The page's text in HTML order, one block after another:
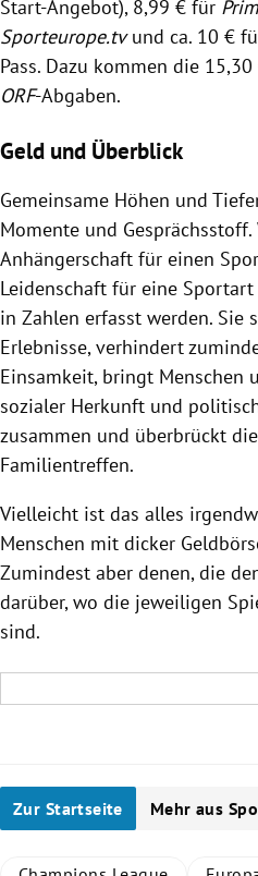
Start-Angebot), 8,99 € für
Sporteurope.tvund ca. 10 €
Pass. Dazu kommen die
ORF-Abgaben.
Geld und Überblick
Gemeinsame Höhen und
Momente und
Anhängerschaft für einen
Leidenschaft für eine
in Zahlen erfasst werden. Sie
Erlebnisse, verhindert
Einsamkeit, bringt Menschen
sozialer Herkunft und
zusammen und überbrückt
Familientreffen.
Vielleicht ist das alles
Menschen mit dicker
Zumindest aber denen, die
darüber, wo die jeweiligen
sind.
Zur Startseite Mehr aus